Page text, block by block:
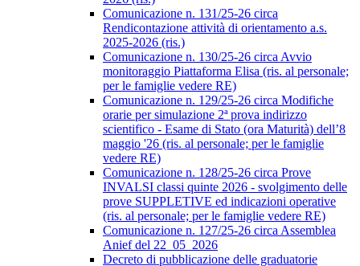
Comunicazione n. 131/25-26 circa
Rendicontazione attività di orientamento a.s.
2025-2026 (ris.)
Comunicazione n. 130/25-26 circa Avvio
monitoraggio Piattaforma Elisa (ris. al personale;
per le famiglie vedere RE)
Comunicazione n. 129/25-26 circa Modifiche
orarie per simulazione 2ª prova indirizzo
scientifico - Esame di Stato (ora Maturità) dell’8
maggio '26 (ris. al personale; per le famiglie
vedere RE)
Comunicazione n. 128/25-26 circa Prove
INVALSI classi quinte 2026 - svolgimento delle
prove SUPPLETIVE ed indicazioni operative
(ris. al personale; per le famiglie vedere RE)
Comunicazione n. 127/25-26 circa Assemblea
Anief del 22_05_2026
Decreto di pubblicazione delle graduatorie